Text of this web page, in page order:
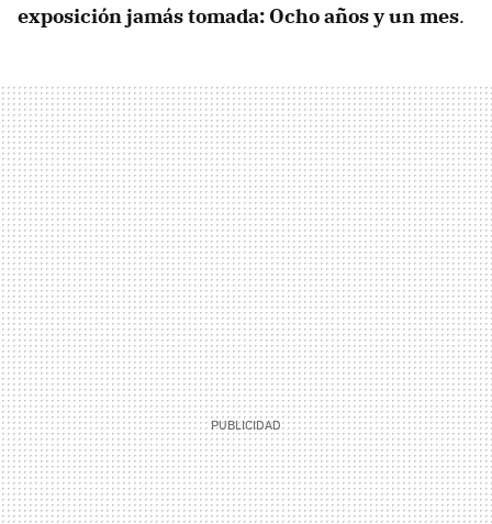
exposición jamás tomada: Ocho años y un mes.